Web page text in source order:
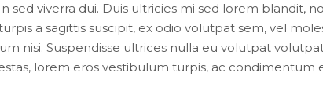
sed viverra dui. Duis ultricies mi sed lorem blandit,
a sagittis suscipit, ex odio volutpat sem, vel
nisi. Suspendisse ultrices nulla eu volutpat
lorem eros vestibulum turpis, ac condimentum